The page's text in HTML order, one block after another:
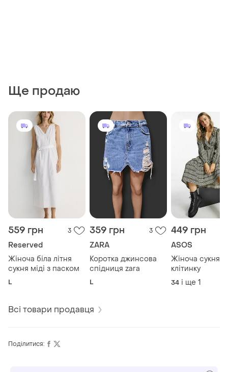
Ще продаю
559 грн 3
Reserved
Жіноча біла літня
сукня міді з паском
L
359 грн 3
ZARA
Коротка джинсова
спідниця zara
L
449 грн
ASOS
Жіноча сукня
клітинку
34 і ще 1
Всі товари продавця
Поділитися: